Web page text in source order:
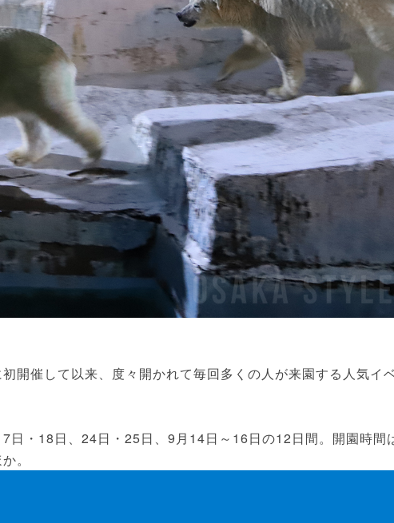
開催して以来、度々開かれて毎回多くの人が来園する人気イ
・18日、24日・25日、9月14日～16日の12日間。開園時間
。